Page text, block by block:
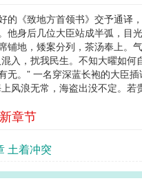
《致地方首领书》交予通
身后几位大臣站成半弧，
地，矮案分列，茶汤奉上。
入，扰我民生。不知大曜如
。” 一名穿深蓝长袍的大臣
风浪无常，海盗出没不定。
章节
土着冲突